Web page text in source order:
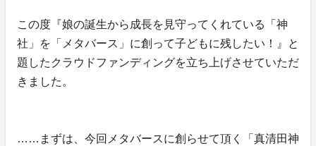
この度『娘の誕生から成長を見守ってくれている「神
社」を「メタバース」に創って子どもに残したい！』と
題したクラウドファンディングを立ち上げさせていただ
きました。
……まずは、今回メタバースに創らせて頂く「真清田神